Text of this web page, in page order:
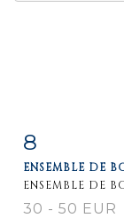
8
ENSEMBLE DE
ENSEMBLE DE
30 - 50 EUR